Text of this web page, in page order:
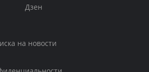
Дзен
на новости